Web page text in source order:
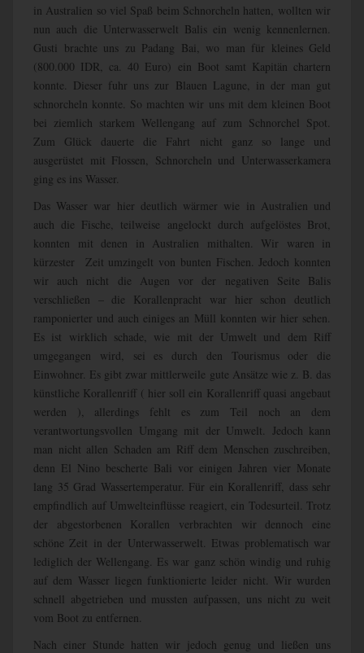
in Australien so viel Spaß beim Schnorcheln hatten, wollten wir
nun auch die Unterwasserwelt Balis ein wenig kennenlernen.
Gusti brachte uns zu Padang Bai, wo man für kleines Geld
(800.000 IDR, ca. 40 Euro) ein Boot samt Kapitän chartern
konnte. Dieser fuhr uns zur Blauen Lagune, in der man gut
schnorcheln konnte. So machten wir uns mit dem kleinen Boot
bei ziemlich starkem Wellengang auf zum Schnorchel Spot.
Zum Glück dauerte die Fahrt nicht ganz so lange und
ausgerüstet mit Flossen, Schnorcheln und Unterwasserkamera
ging es ins Wasser.
Das Wasser war hier deutlich wärmer wie in Australien und
auch die Fische, teilweise angelockt durch aufgelöstes Brot,
konnten mit denen in Australien mithalten. Wir waren in
kürzester Zeit umzingelt von bunten Fischen. Jedoch konnten
wir auch nicht die Augen vor der negativen Seite Balis
verschließen – die Korallenpracht war hier schon deutlich
ramponierter und auch einiges an Müll konnten wir hier sehen.
Es ist wirklich schade, wie mit der Umwelt und dem Riff
umgegangen wird, sei es durch den Tourismus oder die
Einwohner. Es gibt zwar mittlerweile gute Ansätze wie z. B. das
künstliche Korallenriff ( hier soll ein Korallenriff quasi angebaut
werden ), allerdings fehlt es zum Teil noch an dem
verantwortungsvollen Umgang mit der Umwelt. Jedoch kann
man nicht allen Schaden am Riff dem Menschen zuschreiben,
denn El Nino bescherte Bali vor einigen Jahren vier Monate
lang 35 Grad Wassertemperatur. Für ein Korallenriff, dass sehr
empfindlich auf Umwelteinflüsse reagiert, ein Todesurteil. Trotz
der abgestorbenen Korallen verbrachten wir dennoch eine
schöne Zeit in der Unterwasserwelt. Etwas problematisch war
lediglich der Wellengang. Es war ganz schön windig und ruhig
auf dem Wasser liegen funktionierte leider nicht. Wir wurden
schnell abgetrieben und mussten aufpassen, uns nicht zu weit
vom Boot zu entfernen.
Nach einer Stunde hatten wir jedoch genug und ließen uns